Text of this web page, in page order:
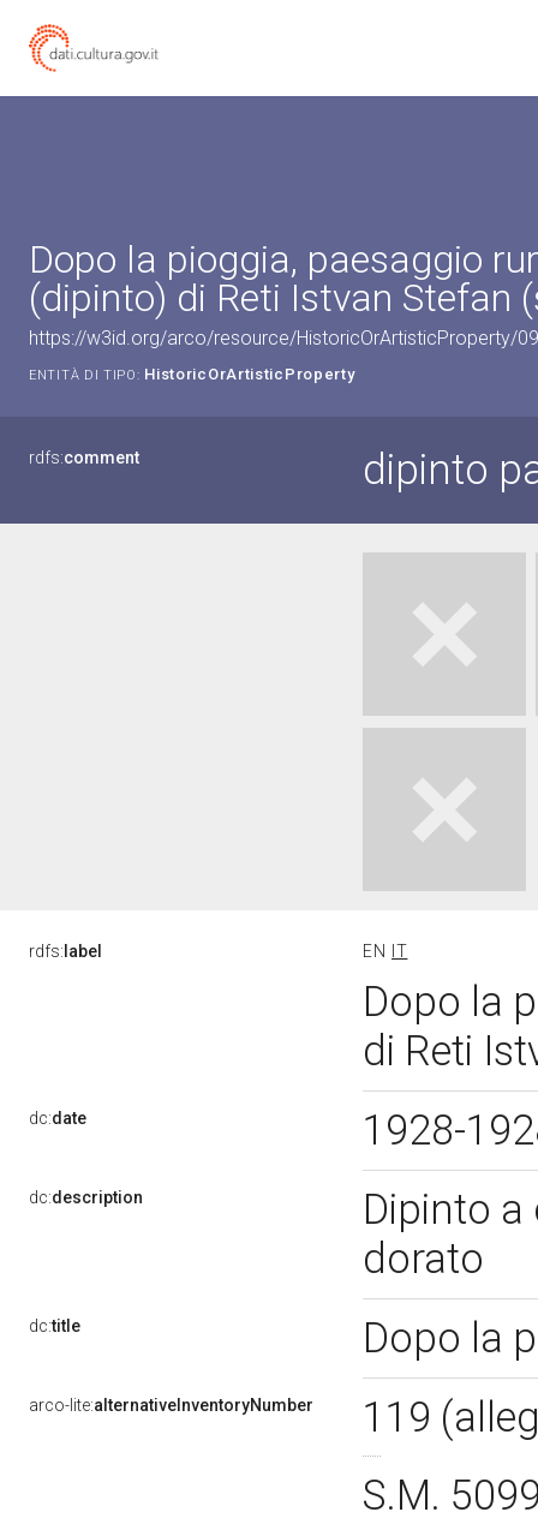
Dopo la pioggia, paesaggio
(dipinto) di Reti Istvan Stefan
https://w3id.org/arco/resource/HistoricOrArtisticProperty/
ENTITÀ DI TIPO: HistoricOrArtisticProperty
rdfs:comment dipinto
rdfs: label EN IT
Dopo la
di Reti
dc:date 1928-
dc:description
Dipinto
dorato
dc:title Dopo la
arco-lite:alternativeInventoryNumber
119
S.M.